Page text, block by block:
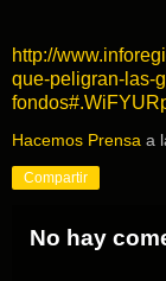
http://
que-peligran-las-
Hacemos Prensa a
Compartir
No hay